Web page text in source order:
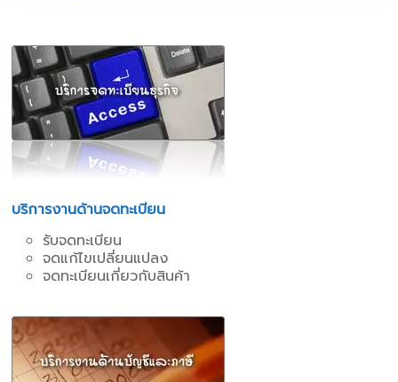
บริการงานด้านจดทะเบียน
รับจดทะเบียน
จดแก้ไขเปลี่ยนแปลง
จดทะเบียนเกี่ยวกับสินค้า